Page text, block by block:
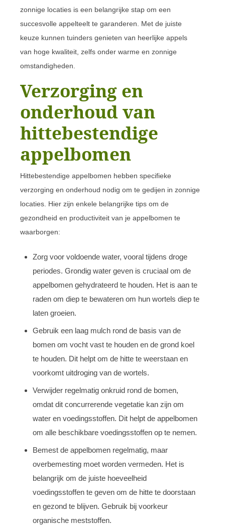
zonnige locaties is een belangrijke stap om een
succesvolle appelteelt te garanderen. Met de juiste
keuze kunnen tuinders genieten van heerlijke appels
van hoge kwaliteit, zelfs onder warme en zonnige
omstandigheden.
Verzorging en
onderhoud van
hittebestendige
appelbomen
Hittebestendige appelbomen hebben specifieke
verzorging en onderhoud nodig om te gedijen in zonnige
locaties. Hier zijn enkele belangrijke tips om de
gezondheid en productiviteit van je appelbomen te
waarborgen:
Zorg voor voldoende water, vooral tijdens droge
periodes. Grondig water geven is cruciaal om de
appelbomen gehydrateerd te houden. Het is aan te
raden om diep te bewateren om hun wortels diep te
laten groeien.
Gebruik een laag mulch rond de basis van de
bomen om vocht vast te houden en de grond koel
te houden. Dit helpt om de hitte te weerstaan en
voorkomt uitdroging van de wortels.
Verwijder regelmatig onkruid rond de bomen,
omdat dit concurrerende vegetatie kan zijn om
water en voedingsstoffen. Dit helpt de appelbomen
om alle beschikbare voedingsstoffen op te nemen.
Bemest de appelbomen regelmatig, maar
overbemesting moet worden vermeden. Het is
belangrijk om de juiste hoeveelheid
voedingsstoffen te geven om de hitte te doorstaan
en gezond te blijven. Gebruik bij voorkeur
organische meststoffen.